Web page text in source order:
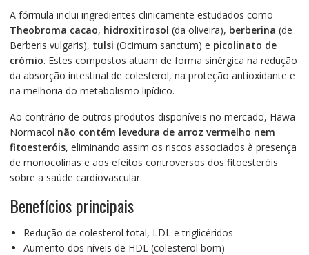
A fórmula inclui ingredientes clinicamente estudados como
Theobroma cacao, hidroxitirosol (da oliveira), berberina (de
Berberis vulgaris), tulsi (Ocimum sanctum) e picolinato de
crómio. Estes compostos atuam de forma sinérgica na redução
da absorção intestinal de colesterol, na proteção antioxidante e
na melhoria do metabolismo lipídico.
Ao contrário de outros produtos disponíveis no mercado, Hawa
Normacol não contém levedura de arroz vermelho nem
fitoesteróis, eliminando assim os riscos associados à presença
de monocolinas e aos efeitos controversos dos fitoesteróis
sobre a saúde cardiovascular.
Benefícios principais
Redução de colesterol total, LDL e triglicéridos
Aumento dos níveis de HDL (colesterol bom)